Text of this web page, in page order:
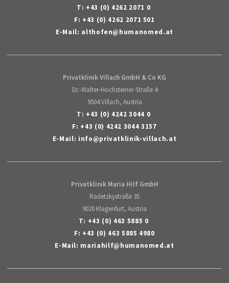
T: +43 (0) 4262 2071 0
F: +43 (0) 4262 2071 501
E-Mail: althofen@humanomed.at
Privatklinik Villach GmbH & Co KG
Dr.-Walter-Hochsteiner-Straße 4
9504 Villach, Austria
T: +43 (0) 4242 3044 0
F: +43 (0) 4242 3044 3157
E-Mail: info@privatklinik-villach.at
Privatklinik Maria Hilf GmbH
Radetzkystraße 35
9020 Klagenfurt, Austria
T: +43 (0) 463 5885 0
F: +43 (0) 463 5885 4980
E-Mail: mariahilf@humanomed.at